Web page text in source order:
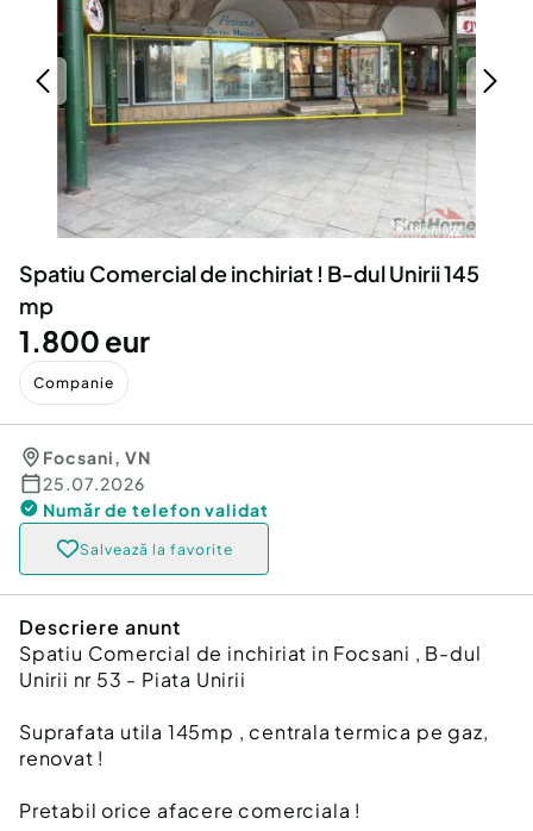
Servicii
Animale de companie
Afaceri și echipamente profesionale
Inchiriere Bunuri si Vehicule
Utilaje agricole si industriale
Piese auto si accesorii
Dacia Duster
Spatiu Comercial de inchiriat ! B-dul Unirii 145
mp
1.800 eur
Companie
Focsani, VN
25.07.2026
Număr de telefon validat
Salvează la favorite
Descriere anunt
Spatiu Comercial de inchiriat in Focsani , B-dul
Unirii nr 53 - Piata Unirii
Suprafata utila 145mp , centrala termica pe gaz,
renovat !
Pretabil orice afacere comerciala !